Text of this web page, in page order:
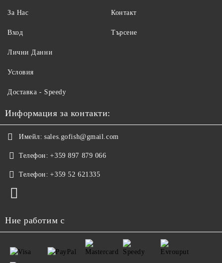
За Нас
Вход
Контакт
Търсене
Лични Данни
Условия
Доставка - Speedy
Информация за контакти:
Имейл: sales.gofish@gmail.com
Телефон: +359 897 879 066
Телефон: +359 52 621335
Ние работим с